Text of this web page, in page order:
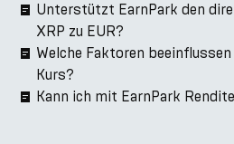
Unterstützt EarnPark den
XRP zu EUR?
Welche Faktoren
Kurs?
Kann ich mit EarnPark